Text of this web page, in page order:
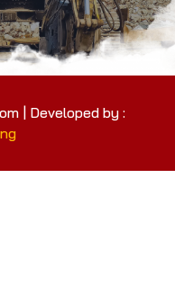
| Developed by :